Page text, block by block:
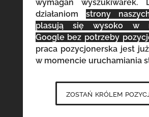
wymagań wyszukiwarek.
działaniom strony
plasują się wysoko w
Google bez potrzeby
praca pozycjonerska jest
w momencie uruchamiania
zostań królem